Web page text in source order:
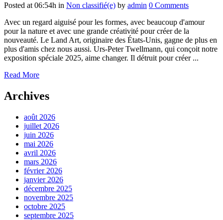
Posted at 06:54h in Non classifié(e) by admin 0 Comments
Avec un regard aiguisé pour les formes, avec beaucoup d'amour
pour la nature et avec une grande créativité pour créer de la
nouveauté. Le Land Art, originaire des États-Unis, gagne de plus en
plus d'amis chez nous aussi. Urs-Peter Twellmann, qui conçoit notre
exposition spéciale 2025, aime changer. Il détruit pour créer ...
Read More
Archives
août 2026
juillet 2026
juin 2026
mai 2026
avril 2026
mars 2026
février 2026
janvier 2026
décembre 2025
novembre 2025
octobre 2025
septembre 2025